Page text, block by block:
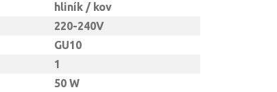
hliník / kov
220-240V
GU10
1
50 W